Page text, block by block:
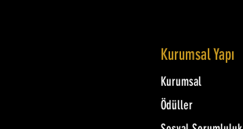
Kurumsal Yapı
Kurumsal
Ödüller